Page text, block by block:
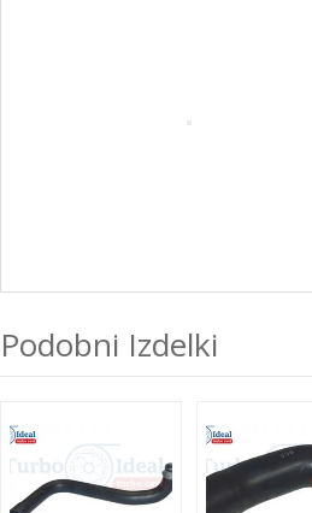
Podobni Izdelki